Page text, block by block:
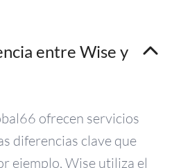
entre Wise y
ofrecen servicios
diferencias clave que
ejemplo, Wise utiliza el